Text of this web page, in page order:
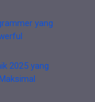
yang
2025 yang